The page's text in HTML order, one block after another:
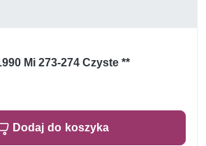
Mi 273-274 Czyste **
Dodaj do koszyka